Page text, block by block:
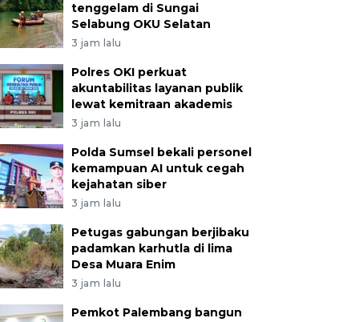
tenggelam di Sungai
Selabung OKU Selatan
3 jam lalu
Polres OKI perkuat
akuntabilitas layanan publik
lewat kemitraan akademis
3 jam lalu
Polda Sumsel bekali personel
kemampuan AI untuk cegah
kejahatan siber
3 jam lalu
Petugas gabungan berjibaku
padamkan karhutla di lima
Desa Muara Enim
3 jam lalu
Pemkot Palembang bangun